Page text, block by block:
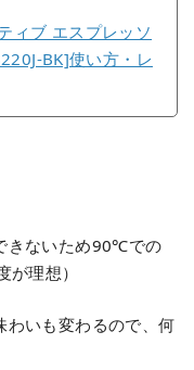
ィブ エスプレッソ
BK]使い方・レ
きないため90℃での
理想）
わいも変わるので、何